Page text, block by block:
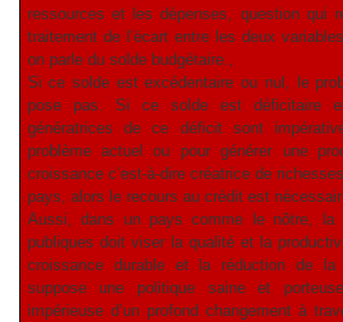
ressources et les dépenses, question qui
traitement de l’écart entre les deux
on parle du solde budgétaire.,
Si ce solde est excédentaire ou nul, le
pose pas. Si ce solde est déficitaire
génératrices de ce déficit sont
problème actuel ou pour générer une
croissance c’est-à-dire créatrice de
pays, alors le recours au crédit est
Aussi, dans un pays comme le nôtre, la
publiques doit viser la qualité et la
croissance durable et la réduction de
suppose une politique saine et
impérieuse d’un profond changement à